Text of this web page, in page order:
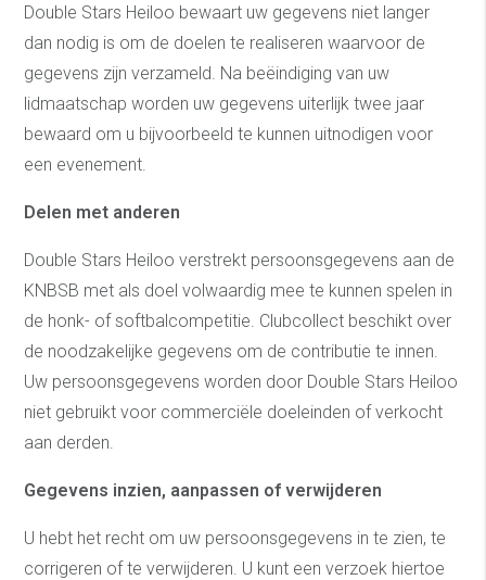
Double Stars Heiloo bewaart uw gegevens niet langer
dan nodig is om de doelen te realiseren waarvoor de
gegevens zijn verzameld. Na beëindiging van uw
lidmaatschap worden uw gegevens uiterlijk twee jaar
bewaard om u bijvoorbeeld te kunnen uitnodigen voor
een evenement.
Delen met anderen
Double Stars Heiloo verstrekt persoonsgegevens aan de
KNBSB met als doel volwaardig mee te kunnen spelen in
de honk- of softbalcompetitie. Clubcollect beschikt over
de noodzakelijke gegevens om de contributie te innen.
Uw persoonsgegevens worden door Double Stars Heiloo
niet gebruikt voor commerciële doeleinden of verkocht
aan derden.
Gegevens inzien, aanpassen of verwijderen
U hebt het recht om uw persoonsgegevens in te zien, te
corrigeren of te verwijderen. U kunt een verzoek hiertoe